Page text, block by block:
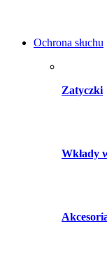
Ochrona słuchu
Zatyczki
Wkłady